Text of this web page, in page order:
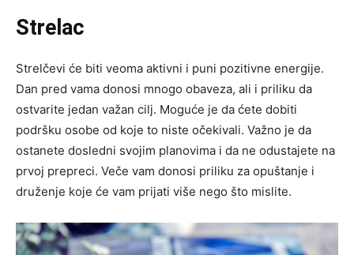
Strelac
Strelčevi će biti veoma aktivni i puni pozitivne energije.
Dan pred vama donosi mnogo obaveza, ali i priliku da
ostvarite jedan važan cilj. Moguće je da ćete dobiti
podršku osobe od koje to niste očekivali. Važno je da
ostanete dosledni svojim planovima i da ne odustajete na
prvoj prepreci. Veče vam donosi priliku za opuštanje i
druženje koje će vam prijati više nego što mislite.